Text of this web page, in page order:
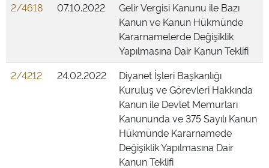
2/4618
07.10.2022
Gelir Vergisi Kanunu ile Bazı
Kanun ve Kanun Hükmünde
Kararnamelerde Değişiklik
Yapılmasına Dair Kanun Teklifi
2/4212
24.02.2022
Diyanet İşleri Başkanlığı
Kuruluş ve Görevleri Hakkında
Kanun ile Devlet Memurları
Kanununda ve 375 Sayılı Kanun
Hükmünde Kararnamede
Değişiklik Yapılmasına Dair
Kanun Teklifi